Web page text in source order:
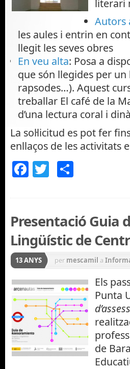
literari
Autors
les aules i entrin en
llegit les seves obres
En veu alta: Posa a
que són llegides per
rapsodes…). Aquest
treballar El café de la
d’una lectura coral i
La sol·licitud es pot fer
enllaços de les activitats
Facebook
Twitter
Presentació Guia
Lingüístic de
13 ANYS per mescamil a
Els
Punta
de